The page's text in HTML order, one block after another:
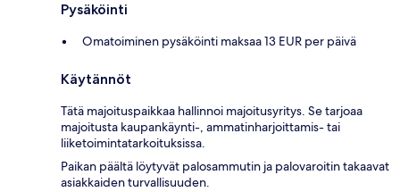
Pysäköinti
Omatoiminen pysäköinti maksaa 13 EUR per päivä
Käytännöt
Tätä majoituspaikkaa hallinnoi majoitusyritys. Se tarjoaa
majoitusta kaupankäynti-, ammatinharjoittamis- tai
liiketoimintatarkoituksissa.
Paikan päältä löytyvät palosammutin ja palovaroitin takaavat
asiakkaiden turvallisuuden.